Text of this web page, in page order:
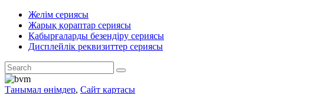
Желім сериясы
Жарық қораптар сериясы
Қабырғаларды безендіру сериясы
Дисплейлік реквизиттер сериясы
Танымал өнімдер, Сайт картасы